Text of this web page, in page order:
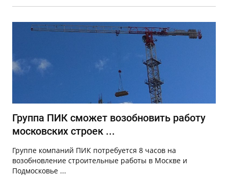
Группа ПИК сможет возобновить работу
московских строек ...
Группе компаний ПИК потребуется 8 часов на
возобновление строительные работы в Москве и
Подмосковье ...